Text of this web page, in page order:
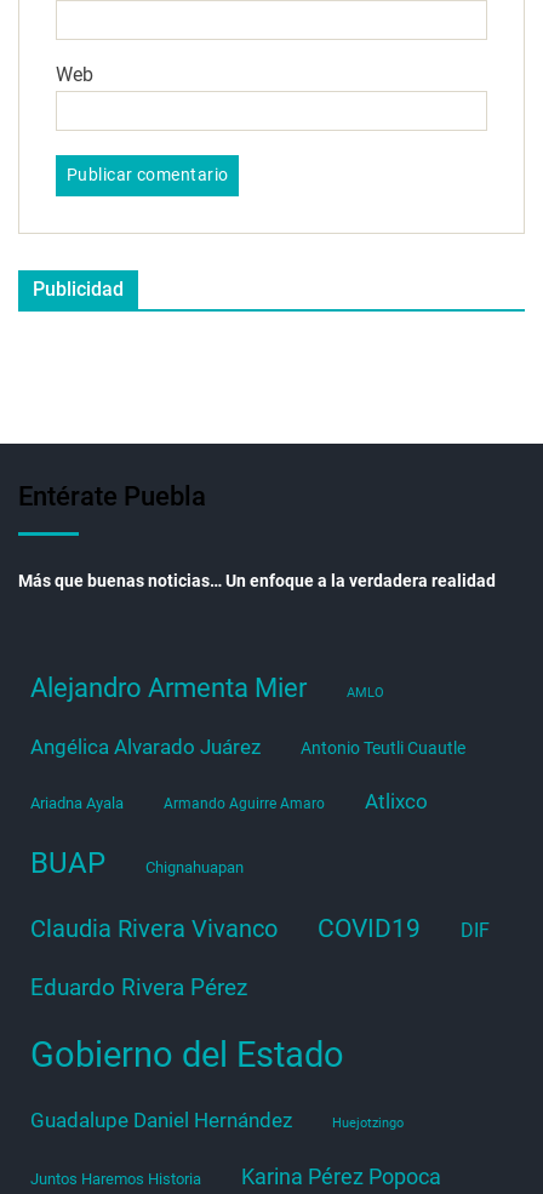
Web
Publicidad
Entérate Puebla
Más que buenas noticias… Un enfoque a la verdadera realidad
Alejandro Armenta Mier AMLO
Angélica Alvarado Juárez Antonio Teutli Cuautle
Ariadna Ayala Armando Aguirre Amaro Atlixco
BUAP Chignahuapan
Claudia Rivera Vivanco COVID19 DIF
Eduardo Rivera Pérez
Gobierno del Estado
Guadalupe Daniel Hernández Huejotzingo
Juntos Haremos Historia Karina Pérez Popoca